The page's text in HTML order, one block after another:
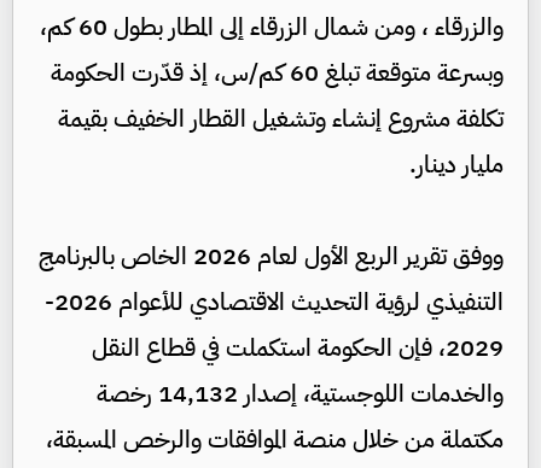
والزرقاء ، ومن شمال الزرقاء إلى المطار بطول 60 كم،
وبسرعة متوقعة تبلغ 60 كم/س، إذ قدّرت الحكومة
تكلفة مشروع إنشاء وتشغيل القطار الخفيف بقيمة
مليار دينار.
ووفق تقرير الربع الأول لعام 2026 الخاص بالبرنامج
التنفيذي لرؤية التحديث الاقتصادي للأعوام 2026-
2029، فإن الحكومة استكملت في قطاع النقل
والخدمات اللوجستية، إصدار 14,132 رخصة
مكتملة من خلال منصة الموافقات والرخص المسبقة،